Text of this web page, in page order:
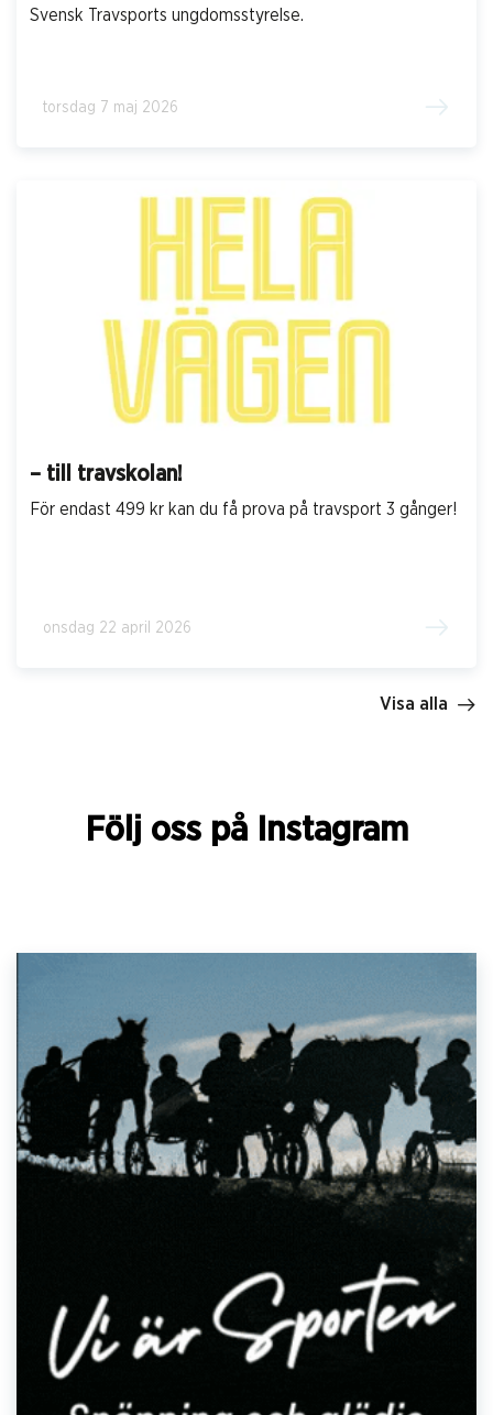
Svensk Travsports ungdomsstyrelse.
torsdag 7 maj 2026
– till travskolan!
För endast 499 kr kan du få prova på travsport 3 gånger!
onsdag 22 april 2026
Visa alla
Följ oss på Instagram